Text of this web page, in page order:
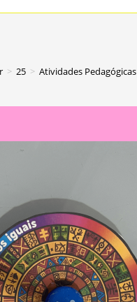
> 25 > Atividades Pedagógicas